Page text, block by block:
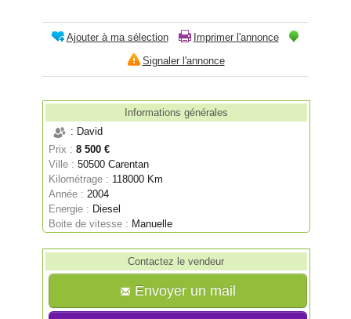
Ajouter à ma sélection
Imprimer l'annonce
Signaler l'annonce
Informations générales
: David
Prix : 8 500 €
Ville :50500 Carentan
Kilométrage : 118000 Km
Année : 2004
Energie : Diesel
Boite de vitesse : Manuelle
Contactez le vendeur
Envoyer un mail